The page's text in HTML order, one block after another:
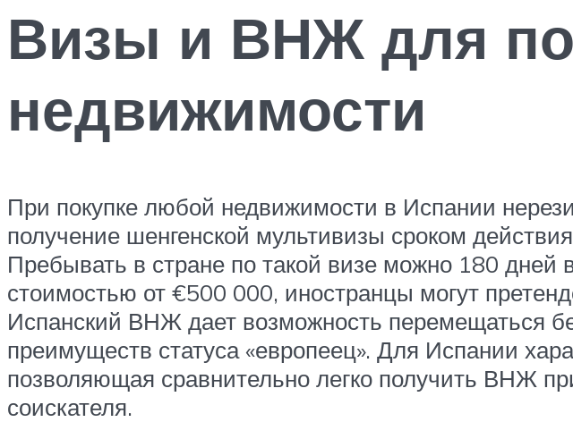
Визы и ВНЖ для
недвижимости
При покупке любой недвижимости в Испании
получение шенгенской мультивизы сроком
Пребывать в стране по такой визе можно 180 дней
стоимостью от €500 000, иностранцы могут
Испанский ВНЖ дает возможность перемещаться
преимуществ статуса «европеец». Для Испании
позволяющая сравнительно легко получить ВНЖ
соискателя.